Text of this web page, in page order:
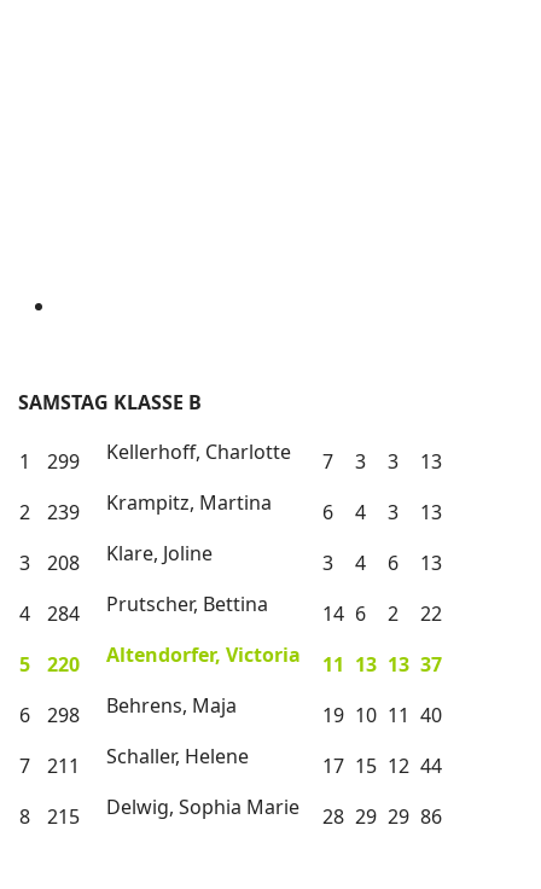
SAMSTAG KLASSE B
1 299 Kellerhoff, Charlotte 7 3 3
13
2
239 Krampitz, Martina 6 4 3
13
3
208 Klare, Joline 3 4 6
13
4
284 Prutscher, Bettina 14 6 2
22
5
220 Altendorfer, Victoria 11 13 13 37
6
298 Behrens, Maja 19 10 11 40
7
211 Schaller, Helene 17 15 12 44
8
215 Delwig, Sophia Marie 28 29 29 86